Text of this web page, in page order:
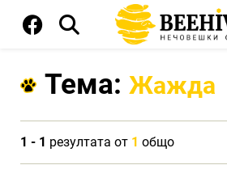
Тема: Жажда
1 - 1 резултата от 1 общо